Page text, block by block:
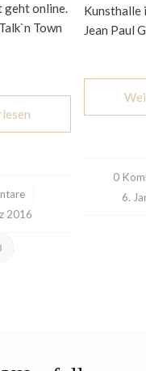
geht online.
Town
2016
Kunsthalle
Jean Paul
0
/
6.